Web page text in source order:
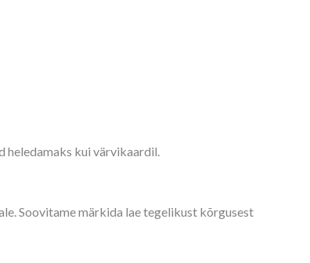
heledamaks kui värvikaardil.
Soovitame märkida lae tegelikust kõrgusest